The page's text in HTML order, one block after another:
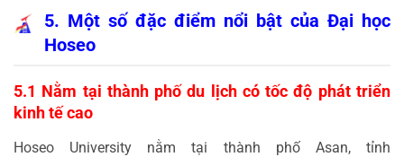
5. Một số đặc điểm nổi bật của Đại học
Hoseo
5.1 Nằm tại thành phố du lịch có tốc độ phát triển
kinh tế cao
Hoseo University nằm tại thành phố Asan, tỉnh